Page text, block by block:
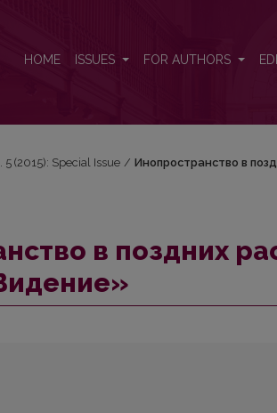
HOME ISSUES FOR AUTHORS
5 (2015): Special Issue / Инопространство в
в поздних